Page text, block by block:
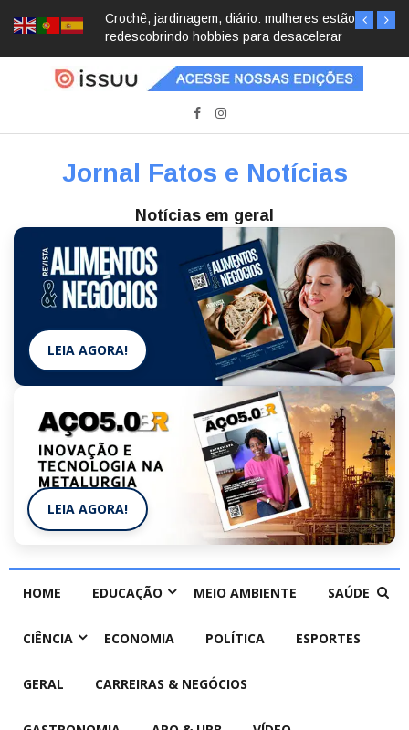
Crochê, jardinagem, diário: mulheres estão
redescobrindo hobbies para desacelerar
Jornal Fatos e Notícias
Notícias em geral
LEIA AGORA!
LEIA AGORA!
HOME EDUCAÇÃO MEIO AMBIENTE SAÚDE
CIÊNCIA ECONOMIA POLÍTICA ESPORTES
GERAL CARREIRAS & NEGÓCIOS